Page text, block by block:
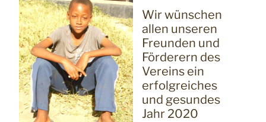
Wir wünschen
allen unseren
Freunden und
Förderern des
Vereins ein
erfolgreiches
und gesundes
Jahr 2020